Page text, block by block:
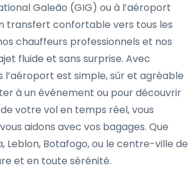
Galeão (GIG) ou à l’aéroport
transfert confortable vers tous les
chauffeurs professionnels et nos
fluide et sans surprise. Avec
est simple, sûr et agréable
à un événement ou pour découvrir
de votre vol en temps réel, vous
aidons avec vos bagages. Que
Botafogo, ou le centre-ville de
et en toute sérénité.